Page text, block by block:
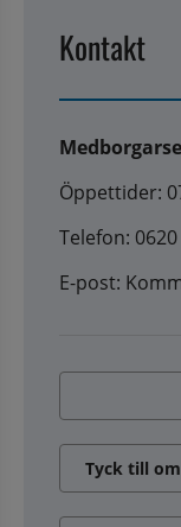
Kontakt
Öppettider:
Telefon:
E-post:
Tyck till